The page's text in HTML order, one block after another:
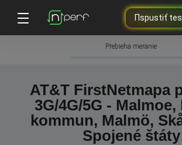
Пspustiť
Prebieha meranie
AT&T FirstNetmapa
3G/4G/5G - Malmoe,
kommun, Malmö,
Spojené štáty